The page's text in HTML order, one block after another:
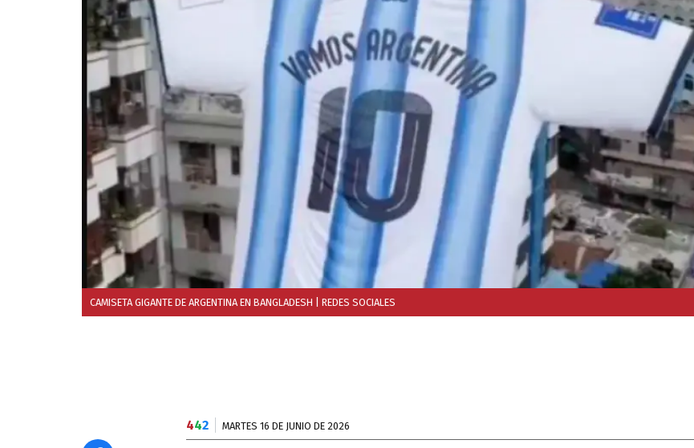
CAMISETA GIGANTE DE ARGENTINA EN BANGLADESH | REDES SOCIALES
442 MARTES 16 DE JUNIO DE 2026